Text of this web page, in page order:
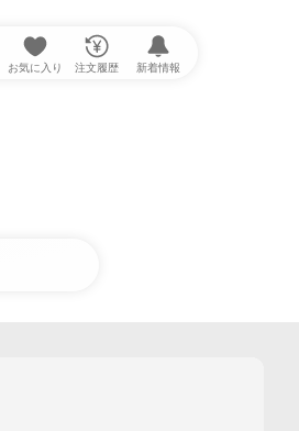
お気に入り 注文履歴 新着情報